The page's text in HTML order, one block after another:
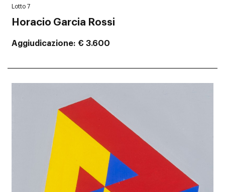
Lotto 7
Horacio Garcia Rossi
Aggiudicazione € 3.600